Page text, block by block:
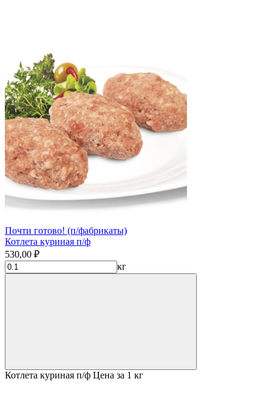
Почти готово! (п/фабрикаты)
Котлета куриная п/ф
530,00 ₽
кг
Котлета куриная п/ф Цена за 1 кг